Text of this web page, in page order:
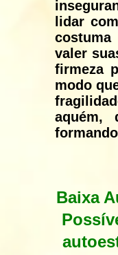
lidar
valer
firmeza
modo
aquém,
Baixa